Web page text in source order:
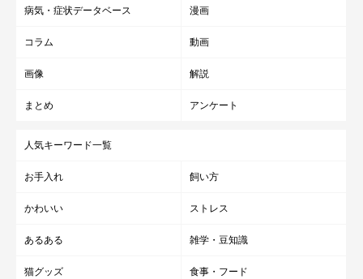
病気・症状データベース 漫画
コラム 動画
画像 解説
まとめ アンケート
人気キーワード一覧
お手入れ 飼い方
かわいい ストレス
あるある 雑学・豆知識
猫グッズ 食事・フード